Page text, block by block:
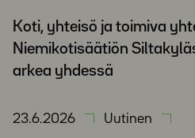
Koti, yhteisö ja toimiva
Niemikotisäätiön
arkea yhdessä
23.6.2026 Uutinen